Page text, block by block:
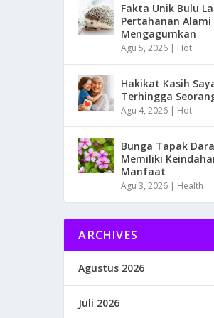
Fakta Unik Bulu
Pertahanan Alami
Mengagumkan
Agu 5, 2026 | Hot
Hakikat Kasih
Terhingga
Agu 4, 2026 | Hot
Bunga Tapak
Memiliki
Manfaat
Agu 3, 2026 | Health
ARCHIVES
Agustus 2026
Juli 2026